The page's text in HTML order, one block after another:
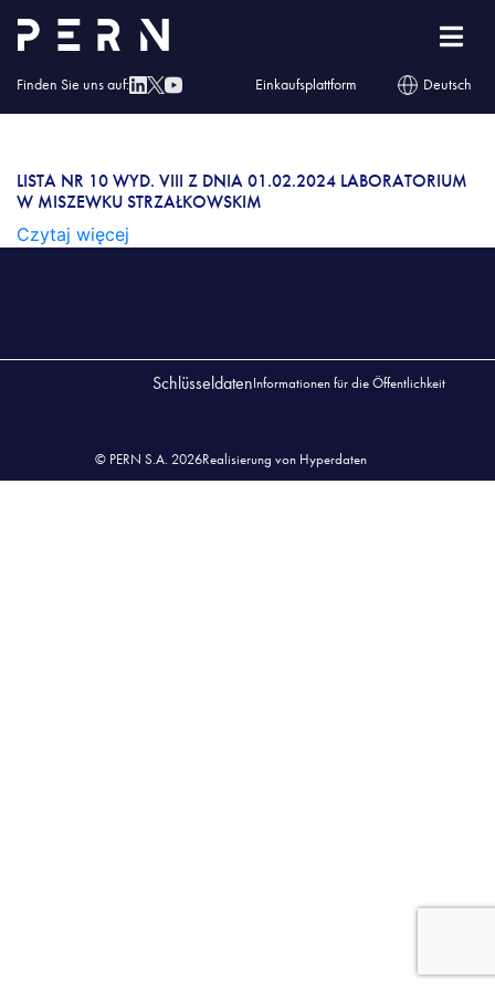
Finden Sie uns auf: Einkaufsplattform Deutsch
Lista nr 10 wyd. VIII z dnia 01.02.2024
Laboratorium w Miszewku Strzałkowskim
LISTA NR 10 WYD. VIII Z DNIA 01.02.2024
LABORATORIUM W MISZEWKU
LISTA NR 10 WYD. VIII Z DNIA 01.02.2024 LABORATORIUM
W MISZEWKU STRZAŁKOWSKIM
Czytaj więcej
SchlüsseldatenInformationen für die Öffentlichkeit
© PERN S.A. 2026Realisierung von Hyperdaten